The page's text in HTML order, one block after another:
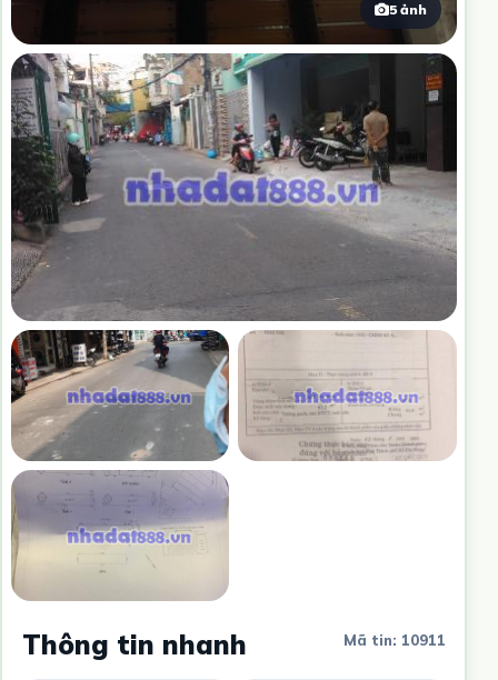
5 ảnh
Thông tin nhanh Mã tin: 10911